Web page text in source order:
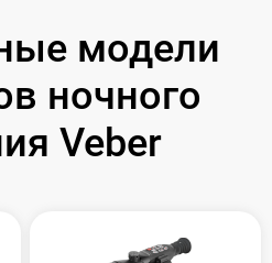
модели
ночного
Veber